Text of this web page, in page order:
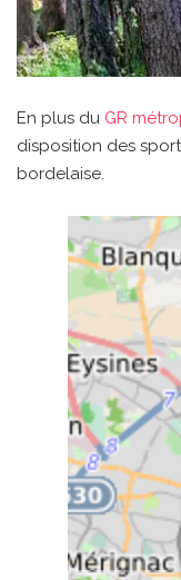
En plus du GR
disposition des
bordelaise.